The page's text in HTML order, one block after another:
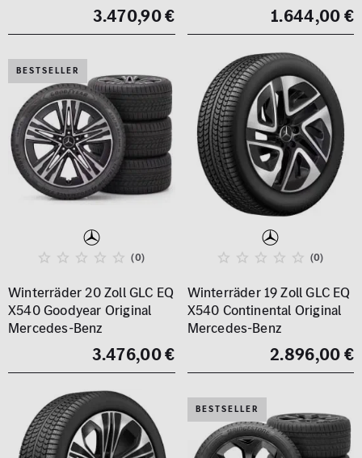
3.470,90 € 1.644,00 €
BESTSELLER
(0)
Winterräder 20 Zoll GLC EQ
X540 Goodyear Original
Mercedes-Benz
3.476,00 €
(0)
Winterräder 19 Zoll GLC EQ
X540 Continental Original
Mercedes-Benz
2.896,00 €
BESTSELLER